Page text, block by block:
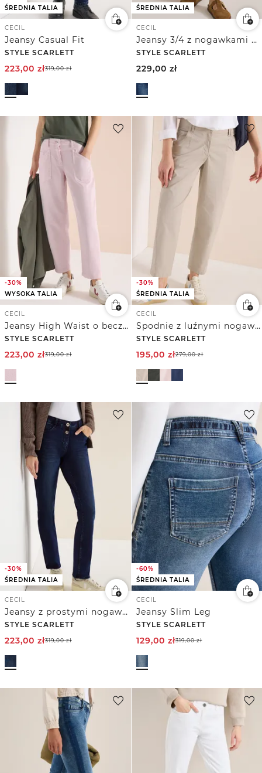
ŚREDNIA TALIA
CECIL
Jeansy Casual Fit
STYLE SCARLETT
223,00 zł319,00zł
ŚREDNIA TALIA
CECIL
Jeansy 3/4 z nogawkami Slim Leg o kroju Casual Fit
STYLE SCARLETT
229,00 zł
-30%
WYSOKA TALIA
CECIL
Jeansy High Waist o beczkowym kroju nogawek
STYLE SCARLETT
223,00 zł319,00zł
-30%
ŚREDNIA TALIA
CECIL
Spodnie z luźnymi nogawkami Mid Waist w stylu Casual Fit
STYLE SCARLETT
195,00 zł279,00zł
-30%
ŚREDNIA TALIA
CECIL
Jeansy z prostymi nogawkami
STYLE SCARLETT
223,00 zł319,00zł
-60%
ŚREDNIA TALIA
CECIL
Jeansy Slim Leg
STYLE SCARLETT
129,00 zł319,00zł